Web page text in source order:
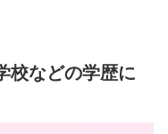
校などの学歴に